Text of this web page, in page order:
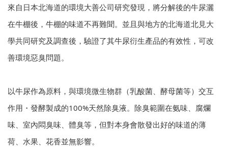
來自日本北海道的環境大善公司研究發現，將分解後的牛尿灑
在牛棚後，牛棚的味道不再難聞。並且與地方的北海道北見大
學共同研究及調查後，驗證了其牛尿衍生產品的有效性，可改
善環境惡臭問題。
以牛尿作為原料，與環境微生物群（乳酸菌、酵母菌等）交互
作用・發酵製成的100%天然除臭液。除臭範圍在氨味、腐爛
味、室內悶臭味、體臭等，但對本身會散發出好的味道的薄
荷、水果、花香並無影響。